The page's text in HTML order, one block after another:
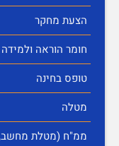
הצעת מחקר
חומר הוראה ולמידה
טופס בחינה
מטלה
ממ"ח (מטלת